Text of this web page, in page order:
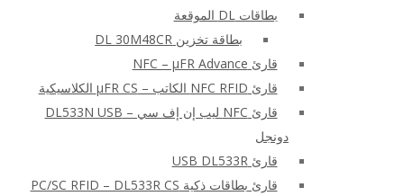
بطاقات DL الموقعة
بطاقة تخزين DL 30M48CR
قارئ NFC – μFR Advance
قارئ NFC RFID الكاتب – μFR CS الكلاسيكية
قارئ NFC ليب إن إف سي – DL533N USB
دونجل
قارئ USB DL533R
قارئ بطاقات ذكية PC/SC RFID – DL533R CS